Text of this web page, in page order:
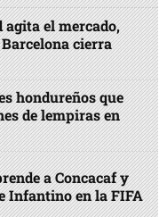
agita el mercado,
cierra
hondureños que
de lempiras en
a Concacaf y
Infantino en la FIFA